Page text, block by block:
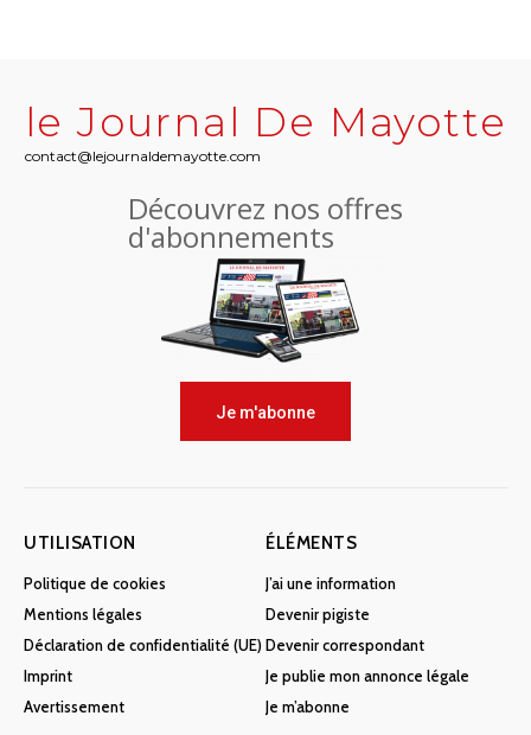
le Journal De Mayotte
contact@lejournaldemayotte.com
Découvrez nos offres
d'abonnements
Je m'abonne
UTILISATION
Politique de cookies
Mentions légales
Déclaration de confidentialité (UE)
Imprint
Avertissement
ÉLÉMENTS
J’ai une information
Devenir pigiste
Devenir correspondant
Je publie mon annonce légale
Je m’abonne